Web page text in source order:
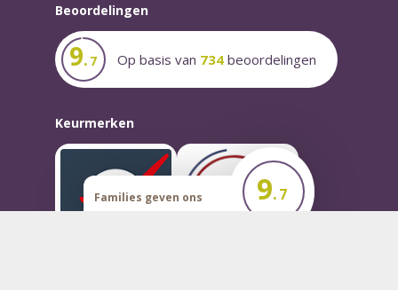
Beoordelingen
Op basis van 734beoordelingen
9. 7
Keurmerken
Kwaliteitsregister
Uitvaartverzorgers
Uitvaartverzorger
Families geven ons
9.7